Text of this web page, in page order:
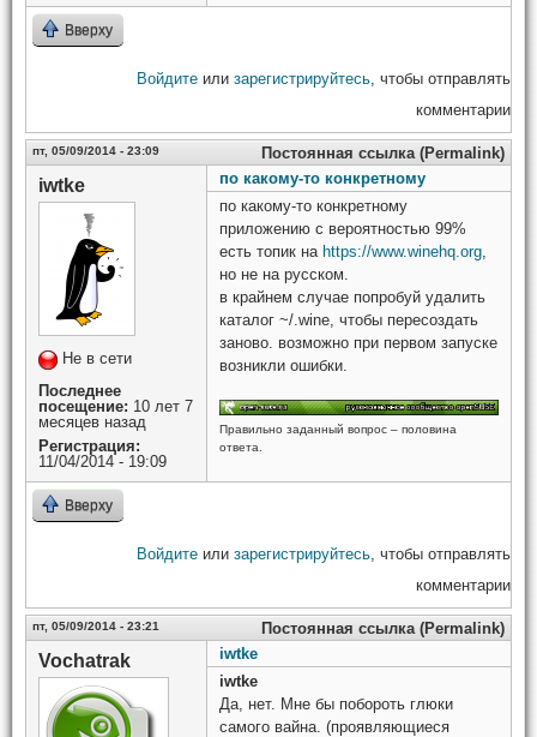
Вверху
Войдите или зарегистрируйтесь , чтобы отправлять
комментарии
пт, 05/09/2014 - 23:09 Постоянная ссылка (Permalink)
iwtke
Не в сети
Последнее
посещение: 10 лет 7
месяцев назад
Регистрация:
11/04/2014 - 19:09
по какому-то конкретному
по какому-то конкретному
приложению с вероятностью 99%
есть топик на https://www.winehq.org
но не на русском.
в крайнем случае попробуй удалить
каталог ~/.wine, чтобы пересоздать
заново. возможно при первом запуске
возникли ошибки.
Правильно заданный вопрос – половина
ответа.
Вверху
Войдите или зарегистрируйтесь , чтобы отправлять
комментарии
пт, 05/09/2014 - 23:21 Постоянная ссылка (Permalink)
Vochatrak
iwtke
iwtke
Да, нет. Мне бы побороть глюки
самого вайна. (проявляющиеся